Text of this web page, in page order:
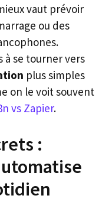
vaut prévoir
ou des
à se tourner vers
plus simples
on le voit souvent
vs Zapier.
: